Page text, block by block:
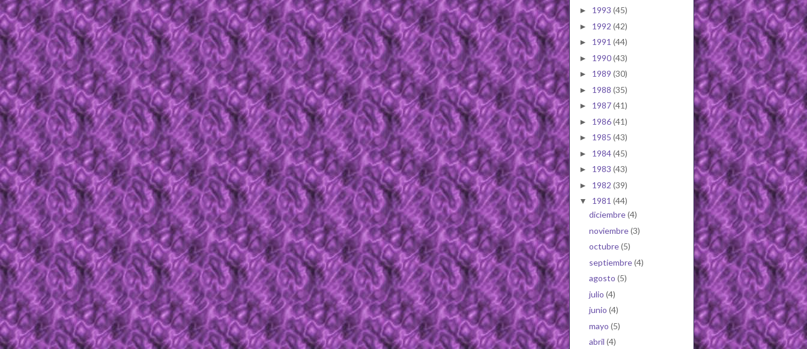
► 1993 (45)
► 1992 (42)
► 1991 (44)
► 1990(43)
► 1989 (30)
► 1988 (35)
► 1987(41)
► 1986(41)
► 1985 (43)
► 1984(45)
► 1983 (43)
► 1982 (39)
▼ 1981 (44)
diciembre(4)
noviembre(3)
octubre(5)
septiembre(4)
agosto (5)
julio (4)
junio (4)
mayo (5)
abril (4)